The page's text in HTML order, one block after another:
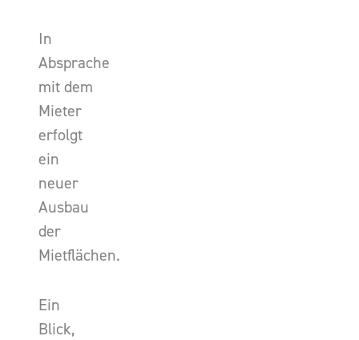
In
Absprache
mit dem
Mieter
erfolgt
ein
neuer
Ausbau
der
Mietflächen.
Ein
Blick,